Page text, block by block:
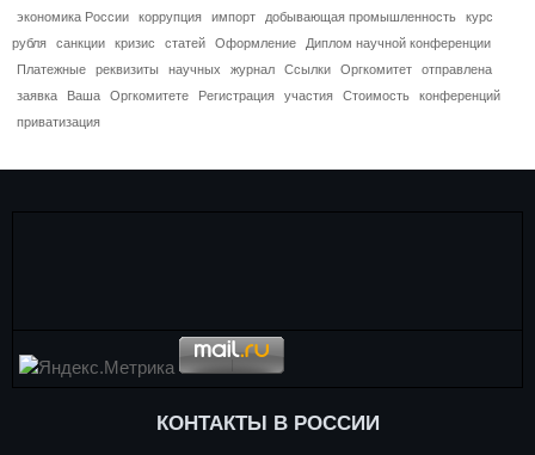
экономика России
коррупция импорт добывающая промышленность
курс
рубля
санкции кризис статей Оформление
Диплом научной конференции
Платежные
реквизиты научных журнал Ссылки Оргкомитет
отправлена
заявка
Ваша Оргкомитете Регистрация участия Стоимость
конференций
приватизация
КОНТАКТЫ В РОССИИ